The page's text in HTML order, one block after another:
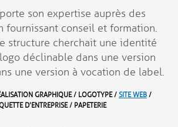
son expertise auprès des
fournissant conseil et formation.
structure cherchait une identité
déclinable dans une version
une version à vocation de label.
GRAPHIQUE / LOGOTYPE / SITE WEB /
D'ENTREPRISE / PAPETERIE